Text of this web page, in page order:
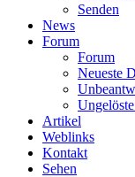
Senden
News
Forum
Forum
Neueste
Artikel
Weblinks
Kontakt
Sehen